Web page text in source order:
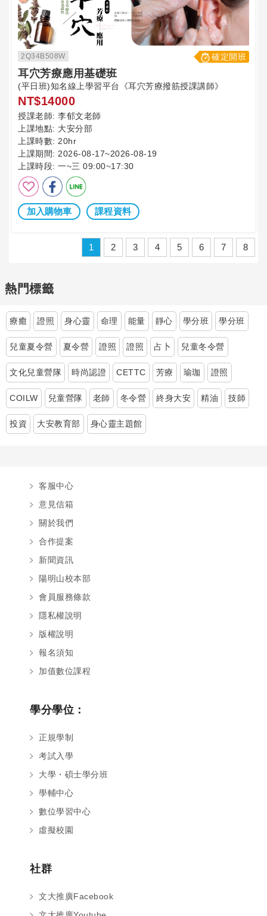
2Q34B508W 確定開班
耳穴芳療應用基礎班
(平日班)知名線上學習平台《耳穴芳療撥筋授課講師》
NT$14000
授課老師: 李郁文老師
上課地點: 大安分部
上課時數: 20hr
上課期間: 2026-08-17~2026-08-19
上課時段: 一~三 09:00~17:30
加入購物車 課程資料
1 2 3 4 5 6 7 8
熱門標籤
療癒 證照 身心靈 命理 能量 靜心 學分班 學分班
兒童夏令營 夏令營 證照 證照 占卜 兒童冬令營
文化兒童營隊 時尚認證 CETTC 芳療 瑜珈 證照
COILW 兒童營隊 老師 冬令營 終身大安 精油 技師
投資 大安教育部 身心靈主題館
客服中心
意見信箱
關於我們
合作提案
新聞資訊
陽明山校本部
會員服務條款
隱私權說明
版權說明
報名須知
加值數位課程
學分學位：
正規學制
考試入學
大學・碩士學分班
學輔中心
數位學習中心
虛擬校園
社群
文大推廣Facebook